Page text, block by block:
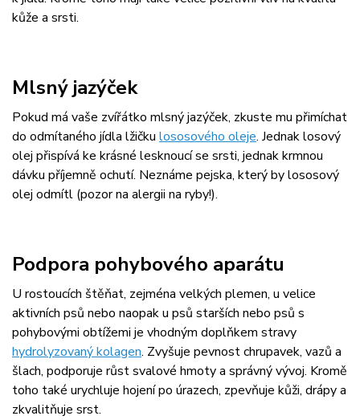
kůže a srsti.
Mlsný jazýček
Pokud má vaše zvířátko mlsný jazýček, zkuste mu přimíchat
do odmítaného jídla lžičku lososového oleje. Jednak losový
olej přispívá ke krásné lesknoucí se srsti, jednak krmnou
dávku příjemně ochutí. Neznáme pejska, který by lososový
olej odmítl (pozor na alergii na ryby!).
Podpora pohybového aparátu
U rostoucích štěňat, zejména velkých plemen, u velice
aktivních psů nebo naopak u psů starších nebo psů s
pohybovými obtížemi je vhodným doplňkem stravy
hydrolyzovaný kolagen. Zvyšuje pevnost chrupavek, vazů a
šlach, podporuje růst svalové hmoty a správný vývoj. Kromě
toho také urychluje hojení po úrazech, zpevňuje kůži, drápy a
zkvalitňuje srst.